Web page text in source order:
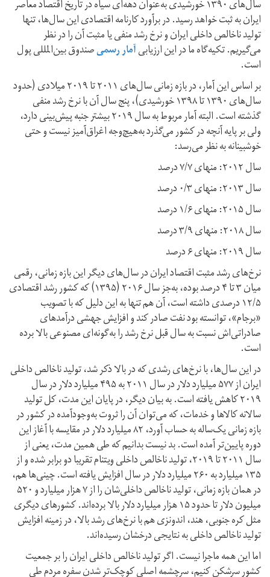
سال‌های ۱۳۹۰ خورشیدی به‌عنوان دهه‌ای سیاه در تاریخ اقتصاد معاصر
ایران به ثبت خواهد رسید. در بر‌آورد کارنامه اقتصادی این سال‌ها، تنها
تولید ناخالص داخلی ایران و نرخ رشد منفی یا مثبت آن را در نظر
می‌گیریم. تکیه‌گاه ما در این ارزیابیآمار رسمیصندوق بین‌المللی پول
است.
بر اساس این آمار، در بازه زمانی سال‌های ۲۰۱۱ تا ۲۰۱۹ میلادی (حدود
سال‌های ۱۳۹۰ تا ۱۳۹۸ خورشیدی)، پنج سال آن با نرخ رشد منفی
گذشته است. البته آمار مربوط به سال ۲۰۱۹ بیشتر جنبه پیش‌بینی دارد،
ولی بر پایه آنچه در کشور می‌گذرد به‌هیچ‌وجه اغراق‌آمیز نیست و حتی
خوشبینانه به نظر می‌رسد:
سال ۲۰۱۲: منهای ۷/۷ درصد
سال ۲۰۱۳: منهای ۰/۳ درصد
سال ۲۰۱۵: منهای ۱/۶ در‌صد
سال ۲۰۱۸: منهای ۳/۹ درصد
سال ۲۰۱۹: منهای ۶ در‌صد
نرخ‌های رشد مثبت اقتصاد ایران در سال‌های دیگر این بازه زمانی، رقمی
میان ۳ تا ۴ درصد بوده، به‌جز سال ۲۰۱۶ (۱۳۹۵) که کشور رشد اقتصادی
۱۲/۵ درصدی داشته است، آن هم تنها به این دلیل که با تصویب
«برجام»، توانسته بود نفت صادر کند و افزایش جهشی در‌آمد‌های
صادراتی‌اش نسبت به سال قبل نرخ رشد را به‌گونه‌ای مصنوعی بالا برده
است.
در این سال‌ها، با نرخ‌های رشدی که در بالا ذکر شد، تولید ناخالص داخلی
ایران از ۵۷۷ میلیارد دلار در سال ۲۰۱۱ به ۴۹۵ میلیارد دلار در سال
۲۰۱۹ کاهش یافته است. به بیان دیگر، در پایان این مدت، کل تولید
سالانه کالا‌ها و خدمات، که می‌توان آن را ثروت به‌وجود‌آمده در کشور در
بازه زمانی یک‌ساله به حساب آورد، ۸۲ میلیارد دلار در مقایسه با آغاز این
دوره پایین‌تر آمده است. بد نیست بدانیم که طی همین مدت، یعنی از
سال ۲۰۱۱ تا ۲۰۱۹، تولید ناخالص داخلی ویتنام تقریبا دو برابر شده و از
۱۳۵ میلیارد به ۲۶۰ میلیارد دلار در سال افزایش یافته است. چینی‌ها هم،
در همان بازه زمانی، تولید ناخالص داخلی‌شان را از ۷ هزار میلیارد و ۵۲۰
میلیون دلار تا حدود ۱۵ هزار میلیارد دلار بالا برده‌اند. کشور‌های دیگری
مثل کره جنوبی، هند، اندونزی هم با نرخ‌های رشد بالا، در زمینه افزایش
تولید ناخالص داخلی به نتایجی درخشان رسیده‌اند.
اما این همه ماجرا نیست. اگر تولید ناخالص داخلی ایران را بر جمعیت